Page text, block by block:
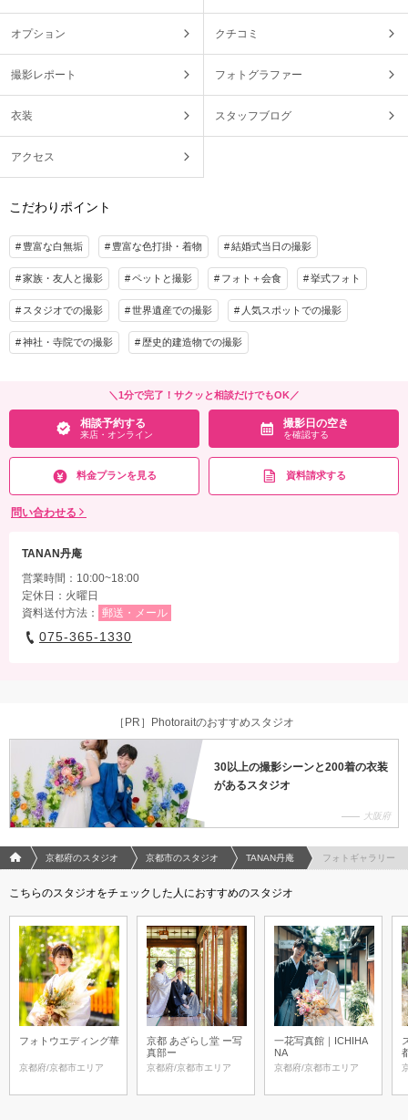
オプション クチコミ
撮影レポート フォトグラファー
衣装 スタッフブログ
アクセス
こだわりポイント
豊富な白無垢 豊富な色打掛・着物 結婚式当日の撮影
家族・友人と撮影 ペットと撮影 フォト＋会食 挙式フォト
スタジオでの撮影 世界遺産での撮影 人気スポットでの撮影
神社・寺院での撮影 歴史的建造物での撮影
＼1分で完了！サクッと相談だけでもOK／
相談予約する
来店・オンライン
撮影日の空き
を確認する
料金プランを見る 資料請求する
問い合わせる
TANAN丹庵
営業時間：10:00~18:00
定休日：火曜日
資料送付方法：
郵送・メール
075-365-1330
［PR］Photoraitのおすすめスタジオ
30以上の撮影シーンと200着の衣装
があるスタジオ
大阪府
フォトウエディング/結婚写真のPhotorait ホーム
京都府のスタジオ 京都市のスタジオ TANAN丹庵 フォトギャラリー
こちらのスタジオをチェックした人におすすめのスタジオ
フォトウエディング華
京都府/京都市エリア
京都 あざらし堂 ー写
真部ー
京都府/京都市エリア
一花写真館｜ICHIHA
NA
京都府/京都市エリア